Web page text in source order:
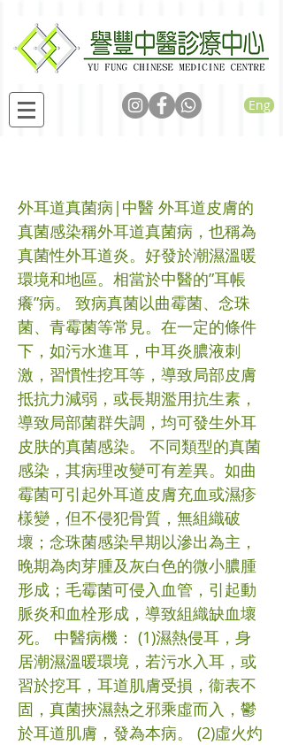
Eng
外耳道真菌病|中醫 外耳道皮膚的
真菌感染稱外耳道真菌病，也稱為
真菌性外耳道炎。好發於潮濕溫暖
環境和地區。相當於中醫的”耳帳
癢”病。 致病真菌以曲霉菌、念珠
菌、青霉菌等常見。在一定的條件
下，如污水進耳，中耳炎膿液刺
激，習慣性挖耳等，導致局部皮膚
抵抗力減弱，或長期濫用抗生素，
導致局部菌群失調，均可發生外耳
皮肤的真菌感染。 不同類型的真菌
感染，其病理改變可有差異。如曲
霉菌可引起外耳道皮膚充血或濕疹
樣變，但不侵犯骨質，無組織破
壞；念珠菌感染早期以滲出為主，
晚期為肉芽腫及灰白色的微小膿腫
形成；毛霉菌可侵入血管，引起動
脈炎和血栓形成，導致組織缺血壞
死。 中醫病機： (1)濕熱侵耳，身
居潮濕溫暖環境，若污水入耳，或
習於挖耳，耳道肌膚受損，衞表不
固，真菌挾濕熱之邪乘虛而入，鬱
於耳道肌膚，發為本病。 (2)虛火灼